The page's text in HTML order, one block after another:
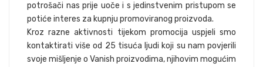
potrošači nas prije uoče i s jedinstvenim pristupom se
potiće interes za kupnju promoviranog proizvoda.
Kroz razne aktivnosti tijekom promocija uspjeli smo
kontaktirati više od 25 tisuća ljudi koji su nam povjerili
svoje mišljenje o Vanish proizvodima, njihovim mogućim